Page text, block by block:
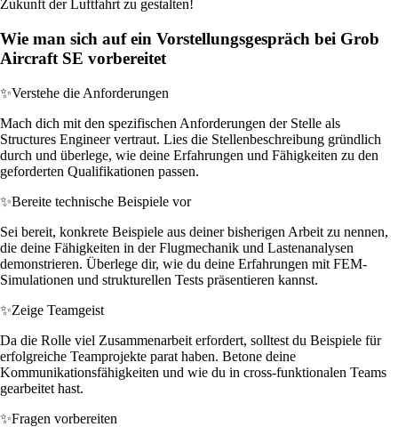
Zukunft der Luftfahrt zu gestalten!
Wie man sich auf ein Vorstellungsgespräch bei Grob
Aircraft SE vorbereitet
✨Verstehe die Anforderungen
Mach dich mit den spezifischen Anforderungen der Stelle als
Structures Engineer vertraut. Lies die Stellenbeschreibung gründlich
durch und überlege, wie deine Erfahrungen und Fähigkeiten zu den
geforderten Qualifikationen passen.
✨Bereite technische Beispiele vor
Sei bereit, konkrete Beispiele aus deiner bisherigen Arbeit zu nennen,
die deine Fähigkeiten in der Flugmechanik und Lastenanalysen
demonstrieren. Überlege dir, wie du deine Erfahrungen mit FEM-
Simulationen und strukturellen Tests präsentieren kannst.
✨Zeige Teamgeist
Da die Rolle viel Zusammenarbeit erfordert, solltest du Beispiele für
erfolgreiche Teamprojekte parat haben. Betone deine
Kommunikationsfähigkeiten und wie du in cross-funktionalen Teams
gearbeitet hast.
✨Fragen vorbereiten